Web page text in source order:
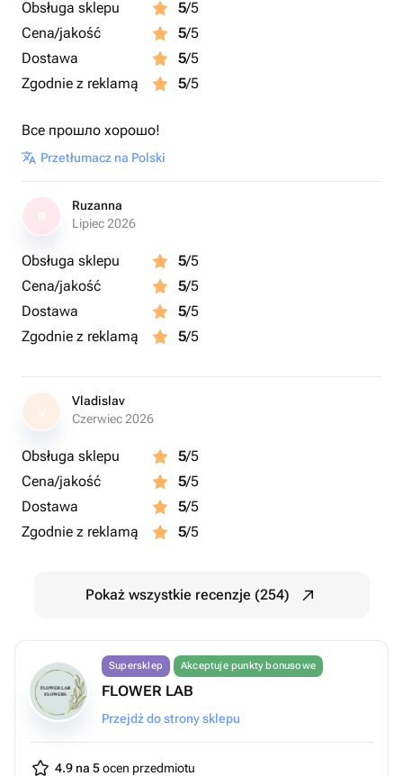
Obsługa sklepu 5/5
Cena/jakość
5/5
Dostawa
5/5
Zgodnie z reklamą
5/5
Все прошло хорошо!
Przetłumacz na Polski
Ruzanna
Lipiec 2026
Obsługa sklepu 5/5
Cena/jakość
5/5
Dostawa
5/5
Zgodnie z reklamą
5/5
V
Vladislav
Czerwiec 2026
Obsługa sklepu 5/5
Cena/jakość
5/5
Dostawa
5/5
Zgodnie z reklamą
5/5
Pokaż wszystkie recenzje (254)
Supersklep Akceptuje punkty bonusowe
FLOWER LAB
Przejdź do strony sklepu
4.9 na 5ocen przedmiotu